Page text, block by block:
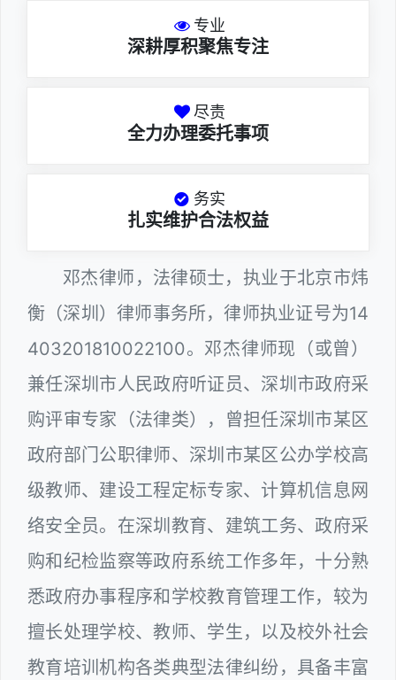
专业
深耕厚积聚焦专注
尽责
全力办理委托事项
务实
扎实维护合法权益
邓杰律师，法律硕士，执业于北京市炜
衡（深圳）律师事务所，律师执业证号为14
403201810022100。邓杰律师现（或曾）
兼任深圳市人民政府听证员、深圳市政府采
购评审专家（法律类），曾担任深圳市某区
政府部门公职律师、深圳市某区公办学校高
级教师、建设工程定标专家、计算机信息网
络安全员。在深圳教育、建筑工务、政府采
购和纪检监察等政府系统工作多年，十分熟
悉政府办事程序和学校教育管理工作，较为
擅长处理学校、教师、学生，以及校外社会
教育培训机构各类典型法律纠纷，具备丰富